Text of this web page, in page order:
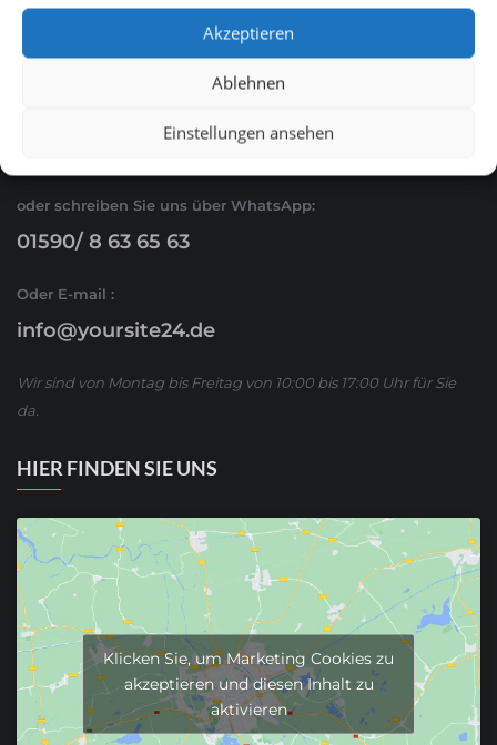
Akzeptieren
Ablehnen
Einstellungen ansehen
WHATSAPP & E-MAIL
oder schreiben Sie uns über WhatsApp:
01590/ 8 63 65 63
Oder E-mail :
info@yoursite24.de
Wir sind von Montag bis Freitag von 10:00 bis 17:00 Uhr für Sie
da.
HIER FINDEN SIE UNS
Klicken Sie, um Marketing Cookies zu
akzeptieren und diesen Inhalt zu
aktivieren